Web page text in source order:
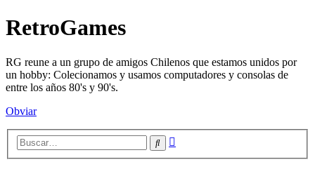
RetroGames
RG reune a un grupo de amigos Chilenos que estamos unidos por
un hobby: Colecionamos y usamos computadores y consolas de
entre los años 80's y 90's.
Obviar
Buscar